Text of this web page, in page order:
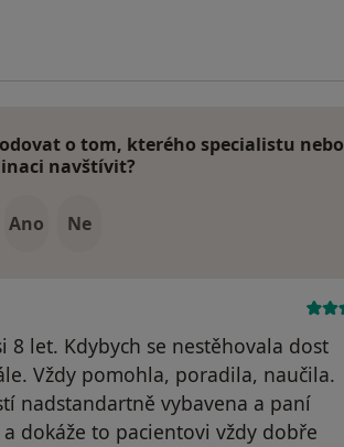
o tom, kterého specialistu nebo
navštívit?
Ano Ne
8 let. Kdybych se nestěhovala dost
Vždy pomohla, poradila, naučila.
nadstandartně vybavena a paní
dokáže to pacientovi vždy dobře